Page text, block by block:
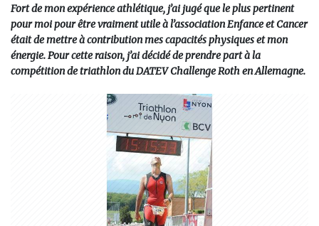
Fort de mon expérience athlétique, j’ai jugé que le plus pertinent
pour moi pour être vraiment utile à l’association Enfance et Cancer
était de mettre à contribution mes capacités physiques et mon
énergie. Pour cette raison, j’ai décidé de prendre part à la
compétition de triathlon du DATEV Challenge Roth en Allemagne.